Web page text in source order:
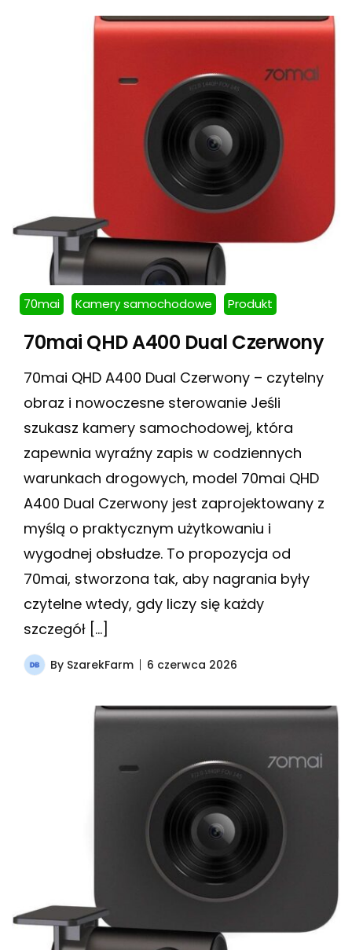
70mai Kamery samochodowe Produkt
70mai QHD A400 Dual Czerwony
70mai QHD A400 Dual Czerwony – czytelny
obraz i nowoczesne sterowanie Jeśli
szukasz kamery samochodowej, która
zapewnia wyraźny zapis w codziennych
warunkach drogowych, model 70mai QHD
A400 Dual Czerwony jest zaprojektowany z
myślą o praktycznym użytkowaniu i
wygodnej obsłudze. To propozycja od
70mai, stworzona tak, aby nagrania były
czytelne wtedy, gdy liczy się każdy
szczegół […]
By SzarekFarm 6 czerwca 2026